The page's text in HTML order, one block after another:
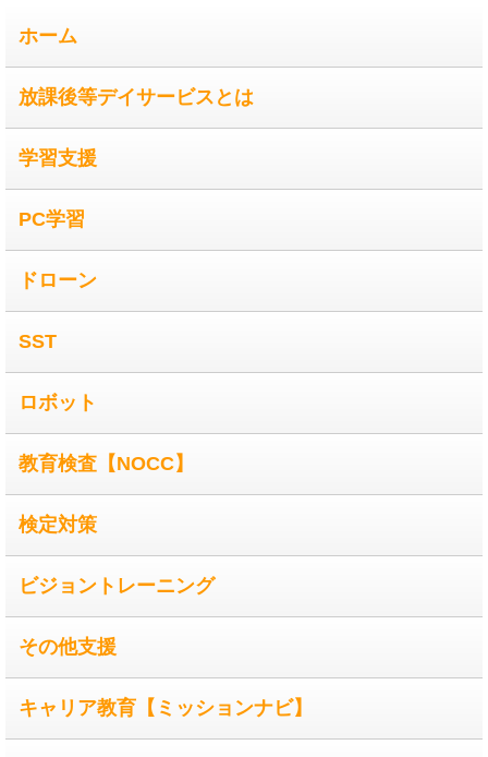
ホーム
放課後等デイサービスとは
学習支援
PC学習
ドローン
SST
ロボット
教育検査【NOCC】
検定対策
ビジョントレーニング
その他支援
キャリア教育【ミッションナビ】